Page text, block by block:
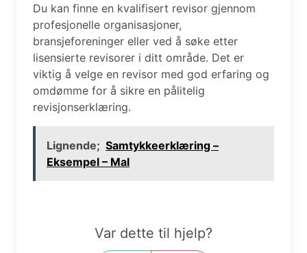
Du kan finne en kvalifisert revisor gjennom
profesjonelle organisasjoner,
bransjeforeninger eller ved å søke etter
lisensierte revisorer i ditt område. Det er
viktig å velge en revisor med god erfaring og
omdømme for å sikre en pålitelig
revisjonserklæring.
Lignende; Samtykkeerklæring –
Eksempel – Mal
Var dette til hjelp?